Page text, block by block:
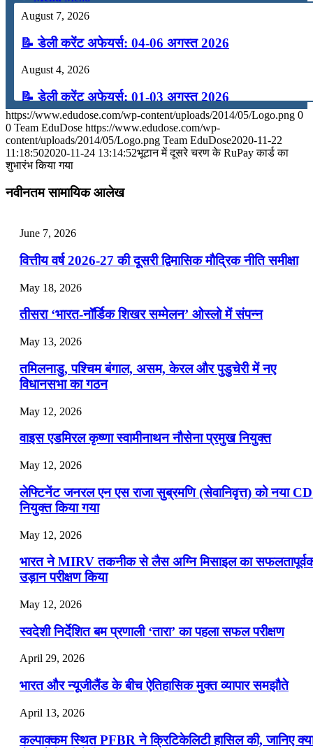
August 7, 2026
📝 डेली करेंट अफेयर्स: 04-06 अगस्त 2026
August 4, 2026
📝 डेली करेंट अफेयर्स: 01-03 अगस्त 2026
July 31, 2026
📝 डेली करेंट अफेयर्स: 28-31 जुलाई 2026
July 25, 2026
📝 डेली करेंट अफेयर्स: 22-24 जुलाई 2026
July 22, 2026
📝 डेली करेंट अफेयर्स: 19-21 जुलाई 2026
July 19, 2026
📝 डेली करेंट अफेयर्स: 16-18 जुलाई 2026
https://www.edudose.com/wp-content/uploads/2014/05/Logo.png 0
0 Team EduDose https://www.edudose.com/wp-
content/uploads/2014/05/Logo.png Team EduDose2020-11-22
11:18:502020-11-24 13:14:52भूटान में दूसरे चरण के RuPay कार्ड का
शुभारंभ किया गया
नवीनतम सामायिक आलेख
June 7, 2026
वित्तीय वर्ष 2026-27 की दूसरी द्विमासिक मौद्रिक नीति समीक्षा
May 18, 2026
तीसरा ‘भारत-नॉर्डिक शिखर सम्मेलन’ ओस्लो में संपन्न
May 13, 2026
तमिलनाडु, पश्चिम बंगाल, असम, केरल और पुडुचेरी में नए
विधानसभा का गठन
May 12, 2026
वाइस एडमिरल कृष्णा स्वामीनाथन नौसेना प्रमुख नियुक्त
May 12, 2026
लेफ्टिनेंट जनरल एन एस राजा सुब्रमणि (सेवानिवृत्त) को नया
नियुक्त किया गया
May 12, 2026
भारत ने MIRV तकनीक से लैस अग्नि मिसाइल का
उड़ान परीक्षण किया
May 12, 2026
स्वदेशी निर्देशित बम प्रणाली ‘तारा’ का पहला सफल परीक्षण
April 29, 2026
भारत और न्यूजीलैंड के बीच ऐतिहासिक मुक्त व्यापार समझौते
April 13, 2026
कल्पाक्कम स्थित PFBR ने क्रिटिकेलिटी हासिल की, जानिए